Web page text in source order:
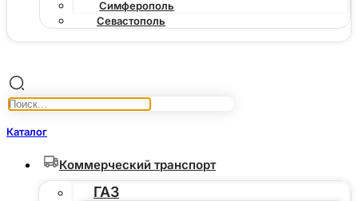
Симферополь
Севастополь
Каталог
Коммерческий транспорт
ГАЗ